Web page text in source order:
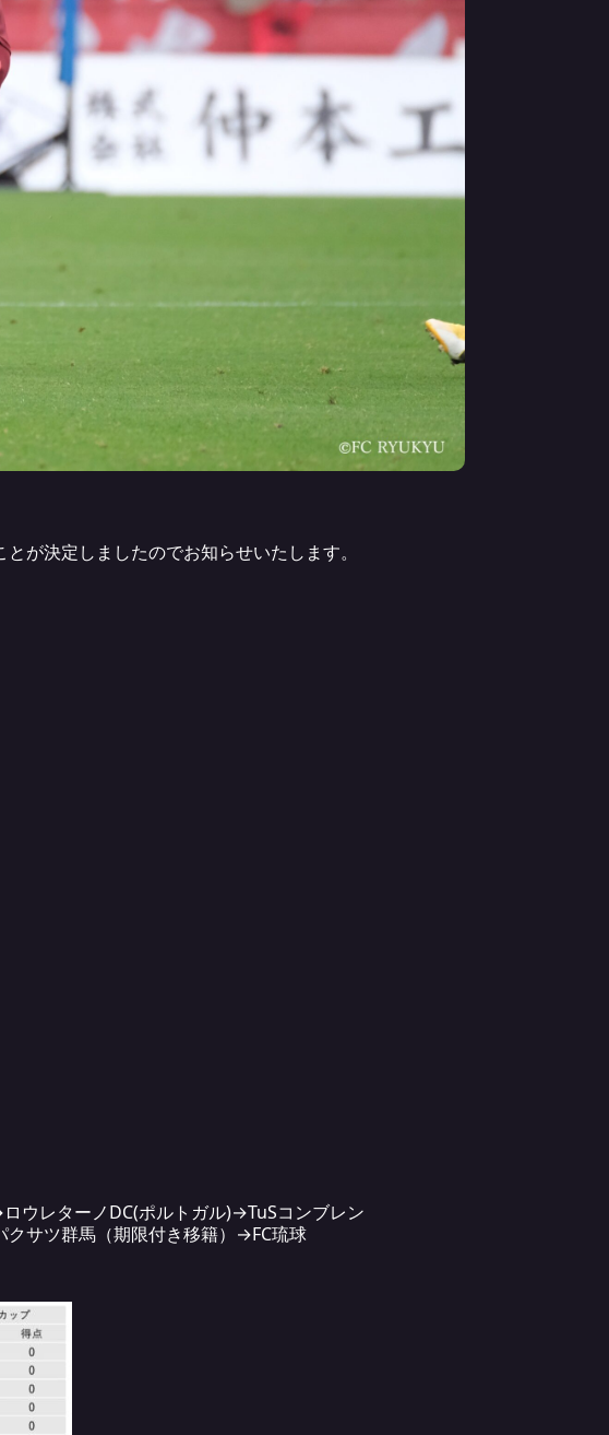
が決定しましたのでお知らせいたします。
ウレターノDC(ポルトガル)→TuSコンブレン
サツ群馬（期限付き移籍）→FC琉球